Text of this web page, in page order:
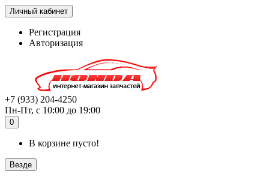
Личный кабинет
Регистрация
Авторизация
+7 (933) 204-4250
Пн-Пт, с 10:00 до 19:00
0
В корзине пусто!
Везде